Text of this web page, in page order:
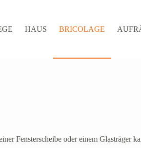
HAUS BRICOLAGE
Fensterscheibe oder einem Glasträger